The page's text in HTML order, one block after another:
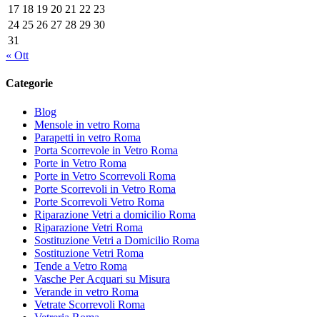
17 18 19 20 21 22 23
24 25 26 27 28 29 30
31
« Ott
Categorie
Blog
Mensole in vetro Roma
Parapetti in vetro Roma
Porta Scorrevole in Vetro Roma
Porte in Vetro Roma
Porte in Vetro Scorrevoli Roma
Porte Scorrevoli in Vetro Roma
Porte Scorrevoli Vetro Roma
Riparazione Vetri a domicilio Roma
Riparazione Vetri Roma
Sostituzione Vetri a Domicilio Roma
Sostituzione Vetri Roma
Tende a Vetro Roma
Vasche Per Acquari su Misura
Verande in vetro Roma
Vetrate Scorrevoli Roma